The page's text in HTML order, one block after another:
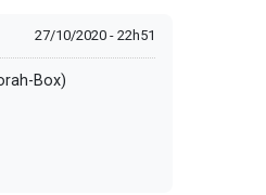
27/10/2020 - 22h51
Box)